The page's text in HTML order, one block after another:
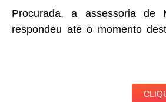
Procurada, a assessoria de
respondeu até o momento